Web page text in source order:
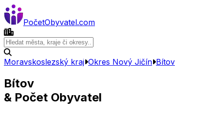
PočetObyvatel.com
Moravskoslezský kraj Okres Nový Jičín Bítov
Bítov
& Počet Obyvatel